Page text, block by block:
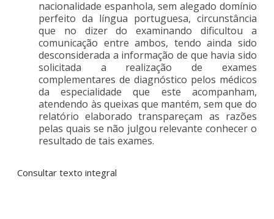
nacionalidade espanhola, sem alegado domínio
perfeito da língua portuguesa, circunstância
que no dizer do examinando dificultou a
comunicação entre ambos, tendo ainda sido
desconsiderada a informação de que havia sido
solicitada a realização de exames
complementares de diagnóstico pelos médicos
da especialidade que este acompanham,
atendendo às queixas que mantém, sem que do
relatório elaborado transpareçam as razões
pelas quais se não julgou relevante conhecer o
resultado de tais exames.
Consultar texto integral